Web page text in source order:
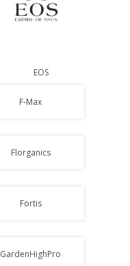
EOS
F-Max
Florganics
Fortis
GardenHighPro